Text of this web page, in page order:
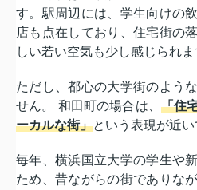
す。駅周辺には、学生向けの
店も点在しており、住宅街の
しい若い空気も少し感じられま
ただし、都心の大学街のよう
せん。 和田町の場合は、 「住
ーカルな街」という表現が近い
毎年、横浜国立大学の学生や
ため、昔ながらの街でありな